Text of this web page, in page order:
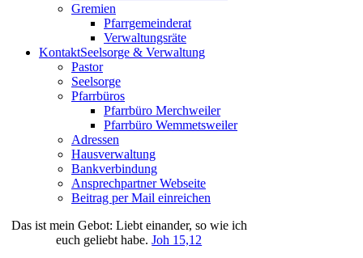
Gremien
Pfarrgemeinderat
Verwaltungsräte
KontaktSeelsorge & Verwaltung
Pastor
Seelsorge
Pfarrbüros
Pfarrbüro Merchweiler
Pfarrbüro Wemmetsweiler
Adressen
Hausverwaltung
Bankverbindung
Ansprechpartner Webseite
Beitrag per Mail einreichen
Das ist mein Gebot: Liebt einander, so wie ich
euch geliebt habe.Joh 15,12